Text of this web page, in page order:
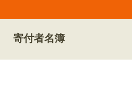
寄付者名簿